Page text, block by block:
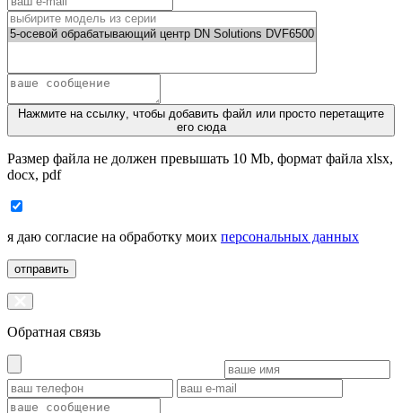
Нажмите на ссылку
его сюда
Размер файла не должен превышать 10 Mb, формат файла xlsx,
docx, pdf
я даю согласие на обработку моих персональных данных
отправить
Обратная связь